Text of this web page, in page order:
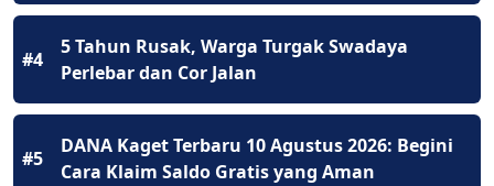
#4
5 Tahun Rusak, Warga Turgak Swadaya
Perlebar dan Cor Jalan
#5
DANA Kaget Terbaru 10 Agustus 2026: Begini
Cara Klaim Saldo Gratis yang Aman